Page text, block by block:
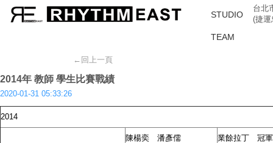
STUDIO
TEAM
台北
(捷運
←回上一頁
2014年 教師 學生比賽戰績
2020-01-31 05:33:26
2014
陳楊奕 潘彥儒 業餘拉丁 冠軍